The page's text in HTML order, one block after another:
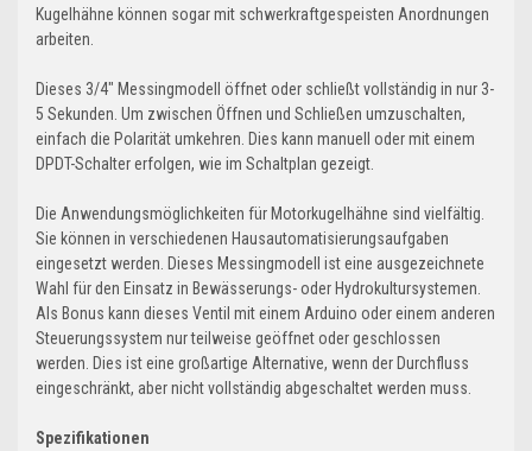
Kugelhähne können sogar mit schwerkraftgespeisten Anordnungen
arbeiten.
Dieses 3/4" Messingmodell öffnet oder schließt vollständig in nur 3-
5 Sekunden. Um zwischen Öffnen und Schließen umzuschalten,
einfach die Polarität umkehren. Dies kann manuell oder mit einem
DPDT-Schalter erfolgen, wie im Schaltplan gezeigt.
Die Anwendungsmöglichkeiten für Motorkugelhähne sind vielfältig.
Sie können in verschiedenen Hausautomatisierungsaufgaben
eingesetzt werden. Dieses Messingmodell ist eine ausgezeichnete
Wahl für den Einsatz in Bewässerungs- oder Hydrokultursystemen.
Als Bonus kann dieses Ventil mit einem Arduino oder einem anderen
Steuerungssystem nur teilweise geöffnet oder geschlossen
werden. Dies ist eine großartige Alternative, wenn der Durchfluss
eingeschränkt, aber nicht vollständig abgeschaltet werden muss.
Spezifikationen